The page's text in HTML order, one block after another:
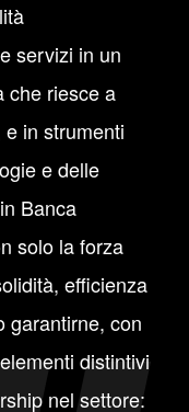
servizi in un
che riesce a
in strumenti
e delle
Banca
solo la forza
efficienza
garantirne, con
distintivi
nel settore: